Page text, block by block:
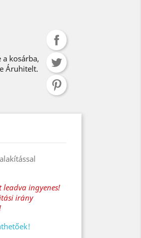
a kosárba,
Áruhitelt.
leadva ingyenes!
irány